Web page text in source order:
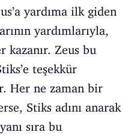
yardıma ilk giden
yardımlarıyla,
kazanır. Zeus bu
teşekkür
Her ne zaman bir
Stiks adını anarak
sıra bu